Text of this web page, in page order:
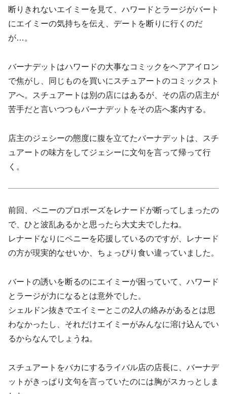
断りきれないエイミーを見て、ハワードとラージがバート
にエイミーの気持ちを伝え、デートを断りに行くのだ
が…。
バーナデットはハワードの大事なコミックをヘアアイロン
で焦がし、同じものを買いにスチュアートのコミックスト
アへ。スチュアートは別の店にはあるが、その店の店主が
苦手だと言いつつもバーナデットをその店へ案内する。
店主のジェシーの態度に腹を立てたバーナデットは、スチ
ュアートの味方をしてジェシーに文句を言って帰って行
く。
前回、ペニーのプロポーズをレナードが断ってしまったの
で、ひと波乱あるかと思ったら大丈夫でしたね。
レナードなりにペニーを応援しているのですが、レナード
の方が現実的なせいか、ちょっぴり食い違っていました。
バートの誘いを断るのにエイミーが困っていて、ハワード
とラージが力になるとは意外でした。
シェルドン抜きでエイミーとこの2人の絡みがあるとは思
わなかったし、それだけエイミーがみんなに溶け込んでい
るからなんでしょうね。
スチュアートをバカにするライバル店の店長に、バーナデ
ットがきっぱり文句を言っていたのには胸がスカっとしま